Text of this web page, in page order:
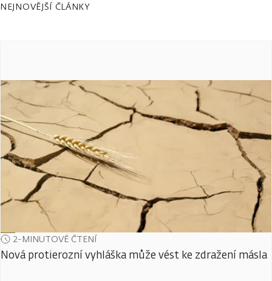
NEJNOVĚJŠÍ ČLÁNKY
2-MINUTOVÉ ČTENÍ
Nová protierozní vyhláška může vést ke zdražení másla